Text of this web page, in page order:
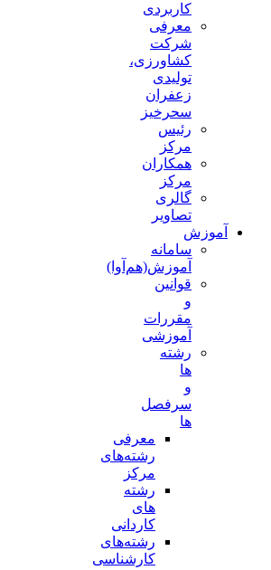
کاربردی
معرفی
شرکت
کشاورزی،
تولیدی
زعفران
سحرخیز
رئیس
مرکز
همکاران
مرکز
گالری
تصاویر
آموزش
سامانه
آموزش(هم‌آوا)
قوانین
و
مقررات
آموزشی
رشته
ها
و
سرفصل
ها
معرفی
رشته‌های
مرکز
رشته
های
کاردانی
رشته‌های
کارشناسی